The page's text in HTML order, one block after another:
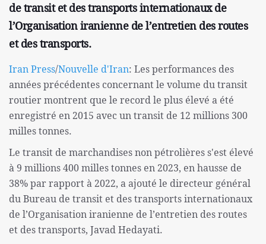
de transit et des transports internationaux de
l’Organisation iranienne de l’entretien des routes
et des transports.
Iran Press/Nouvelle d'Iran: Les performances des
années précédentes concernant le volume du transit
routier montrent que le record le plus élevé a été
enregistré en 2015 avec un transit de 12 millions 300
milles tonnes.
Le transit de marchandises non pétrolières s'est élevé
à 9 millions 400 milles tonnes en 2023, en hausse de
38% par rapport à 2022, a ajouté le directeur général
du Bureau de transit et des transports internationaux
de l’Organisation iranienne de l’entretien des routes
et des transports, Javad Hedayati.